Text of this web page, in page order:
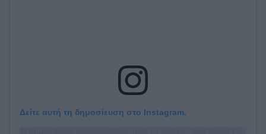
Δείτε αυτή τη δημοσίευση στο Instagram.